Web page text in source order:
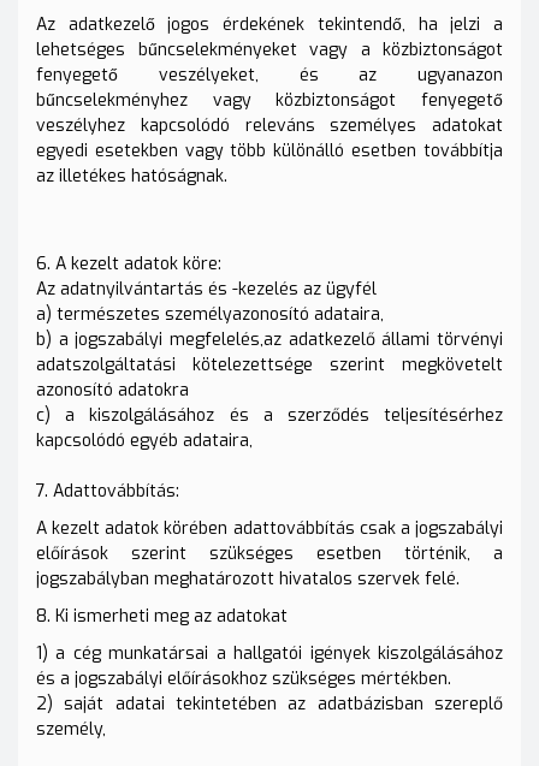
Az adatkezelő jogos érdekének tekintendő, ha jelzi a
lehetséges bűncselekményeket vagy a közbiztonságot
fenyegető veszélyeket, és az ugyanazon
bűncselekményhez vagy közbiztonságot fenyegető
veszélyhez kapcsolódó releváns személyes adatokat
egyedi esetekben vagy több különálló esetben továbbítja
az illetékes hatóságnak.
6. A kezelt adatok köre:
Az adatnyilvántartás és -kezelés az ügyfél
a) természetes személyazonosító adataira,
b) a jogszabályi megfelelés,az adatkezelő állami törvényi
adatszolgáltatási kötelezettsége szerint megkövetelt
azonosító adatokra
c) a kiszolgálásához és a szerződés teljesítésérhez
kapcsolódó egyéb adataira,
7. Adattovábbítás:
A kezelt adatok körében adattovábbítás csak a jogszabályi
előírások szerint szükséges esetben történik, a
jogszabályban meghatározott hivatalos szervek felé.
8. Ki ismerheti meg az adatokat
1) a cég munkatársai a hallgatói igények kiszolgálásához
és a jogszabályi előírásokhoz szükséges mértékben.
2) saját adatai tekintetében az adatbázisban szereplő
személy,